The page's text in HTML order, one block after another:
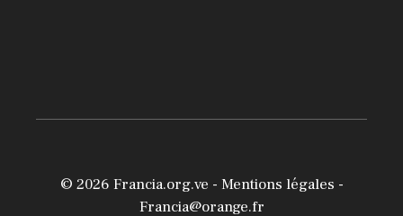
© 2026 Francia.org.ve - Mentions légales -
Francia@orange.fr